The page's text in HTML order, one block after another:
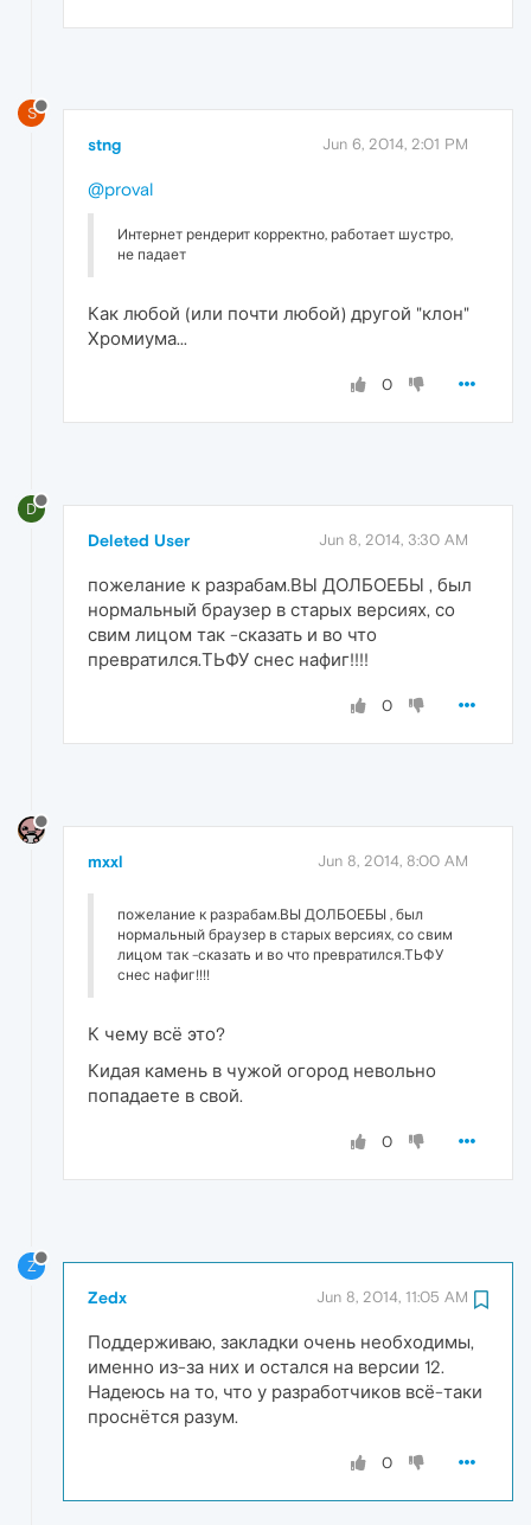
S
stng Jun 6, 2014, 2:01 PM
@proval
Интернет рендерит корректно, работает шустро,
не падает
Как любой (или почти любой) другой "клон"
Хромиума...
0
D
Deleted User Jun 8, 2014, 3:30 AM
пожелание к разрабам.ВЫ ДОЛБОЕБЫ , был
нормальный браузер в старых версиях, со
свим лицом так -сказать и во что
превратился.ТЬФУ снес нафиг!!!!
0
mxxl Jun 8, 2014, 8:00 AM
пожелание к разрабам.ВЫ ДОЛБОЕБЫ , был
нормальный браузер в старых версиях, со свим
лицом так -сказать и во что превратился.ТЬФУ
снес нафиг!!!!
К чему всё это?
Кидая камень в чужой огород невольно
попадаете в свой.
0
Z
Zedx Jun 8, 2014, 11:05 AM
Поддерживаю, закладки очень необходимы,
именно из-за них и остался на версии 12.
Надеюсь на то, что у разработчиков всё-таки
проснётся разум.
0